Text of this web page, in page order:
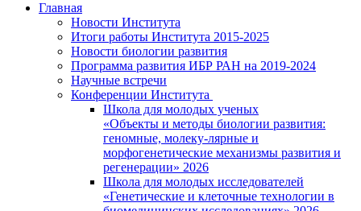
Главная
Новости Института
Итоги работы Института 2015-2025
Новости биологии развития
Программа развития ИБР РАН на 2019-2024
Научные встречи
Конференции Института
Школа для молодых ученых
«Объекты и методы биологии развития:
геномные, молеку-лярные и
морфогенетические механизмы развития и
регенерации» 2026
Школа для молодых исследователей
«Генетические и клеточные технологии в